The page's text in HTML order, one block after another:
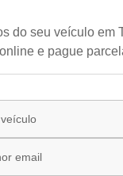
do seu veículo em
e pague